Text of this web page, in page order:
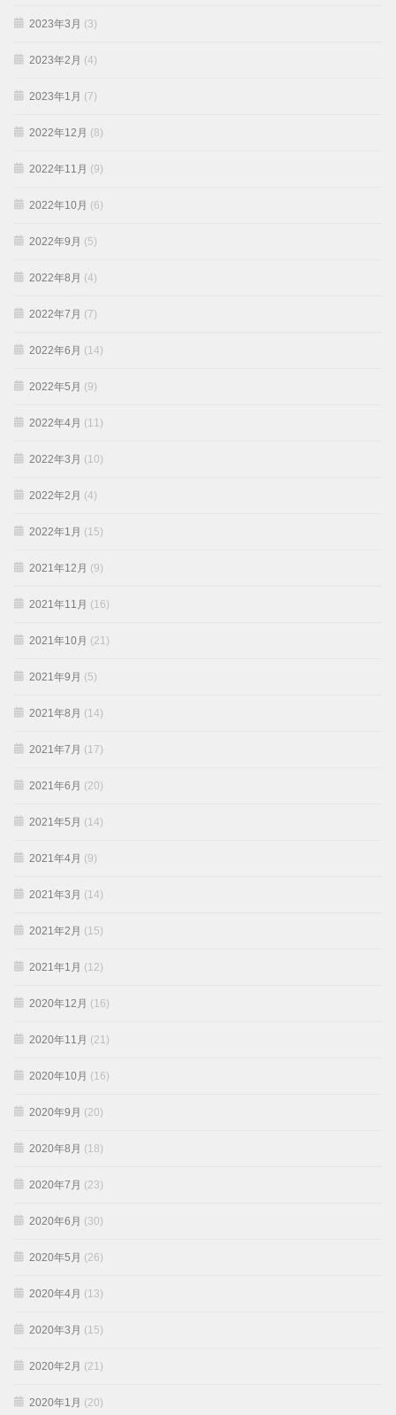
2023年3月 (3)
2023年2月 (4)
2023年1月 (7)
2022年12月 (8)
2022年11月 (9)
2022年10月 (6)
2022年9月 (5)
2022年8月 (4)
2022年7月 (7)
2022年6月 (14)
2022年5月 (9)
2022年4月 (11)
2022年3月 (10)
2022年2月 (4)
2022年1月 (15)
2021年12月 (9)
2021年11月 (16)
2021年10月 (21)
2021年9月 (5)
2021年8月 (14)
2021年7月 (17)
2021年6月 (20)
2021年5月 (14)
2021年4月 (9)
2021年3月 (14)
2021年2月 (15)
2021年1月 (12)
2020年12月 (16)
2020年11月 (21)
2020年10月 (16)
2020年9月 (20)
2020年8月 (18)
2020年7月 (23)
2020年6月 (30)
2020年5月 (26)
2020年4月 (13)
2020年3月 (15)
2020年2月 (21)
2020年1月 (20)